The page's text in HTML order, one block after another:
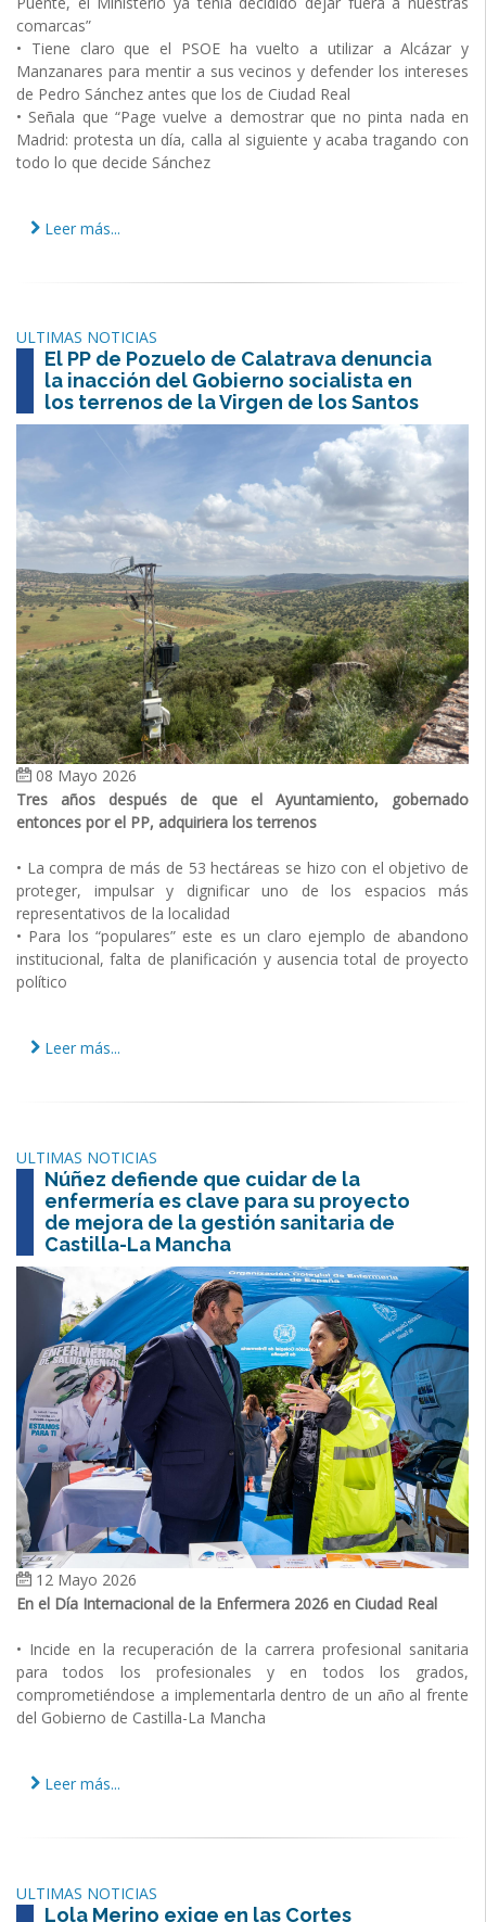
comarcas”
• Tiene claro que el PSOE ha vuelto a utilizar a Alcázar y
Manzanares para mentir a sus vecinos y defender los intereses
de Pedro Sánchez antes que los de Ciudad Real
• Señala que “Page vuelve a demostrar que no pinta nada en
Madrid: protesta un día, calla al siguiente y acaba tragando con
todo lo que decide Sánchez
Leer más...
ULTIMAS NOTICIAS
El PP de Pozuelo de Calatrava denuncia
la inacción del Gobierno socialista en
los terrenos de la Virgen de los Santos
08 Mayo 2026
Tres años después de que el Ayuntamiento, gobernado
entonces por el PP, adquiriera los terrenos
• La compra de más de 53 hectáreas se hizo con el objetivo de
proteger, impulsar y dignificar uno de los espacios más
representativos de la localidad
• Para los “populares” este es un claro ejemplo de abandono
institucional, falta de planificación y ausencia total de proyecto
político
Leer más...
ULTIMAS NOTICIAS
Núñez defiende que cuidar de la
enfermería es clave para su proyecto
de mejora de la gestión sanitaria de
Castilla-La Mancha
12 Mayo 2026
En el Día Internacional de la Enfermera 2026 en Ciudad Real
• Incide en la recuperación de la carrera profesional sanitaria
para todos los profesionales y en todos los grados,
comprometiéndose a implementarla dentro de un año al frente
del Gobierno de Castilla-La Mancha
Leer más...
ULTIMAS NOTICIAS
Lola Merino exige en las Cortes